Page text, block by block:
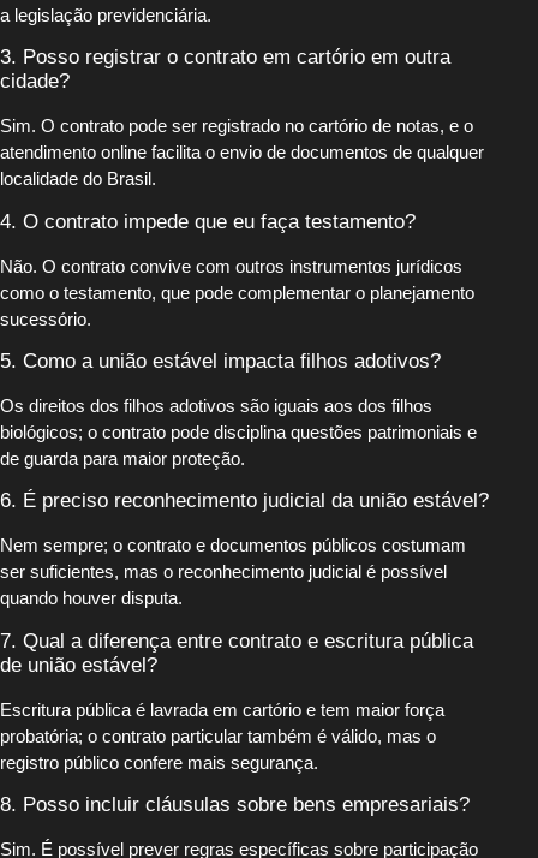
a legislação previdenciária.
3. Posso registrar o contrato em cartório em outra
cidade?
Sim. O contrato pode ser registrado no cartório de notas, e o
atendimento online facilita o envio de documentos de qualquer
localidade do Brasil.
4. O contrato impede que eu faça testamento?
Não. O contrato convive com outros instrumentos jurídicos
como o testamento, que pode complementar o planejamento
sucessório.
5. Como a união estável impacta filhos adotivos?
Os direitos dos filhos adotivos são iguais aos dos filhos
biológicos; o contrato pode disciplina questões patrimoniais e
de guarda para maior proteção.
6. É preciso reconhecimento judicial da união estável?
Nem sempre; o contrato e documentos públicos costumam
ser suficientes, mas o reconhecimento judicial é possível
quando houver disputa.
7. Qual a diferença entre contrato e escritura pública
de união estável?
Escritura pública é lavrada em cartório e tem maior força
probatória; o contrato particular também é válido, mas o
registro público confere mais segurança.
8. Posso incluir cláusulas sobre bens empresariais?
Sim. É possível prever regras específicas sobre participação